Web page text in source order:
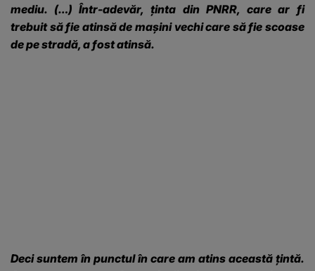
mediu. (…) Într-adevăr, ținta din PNRR, care ar fi
trebuit să fie atinsă de mașini vechi care să fie scoase
de pe stradă, a fost atinsă.
Deci suntem în punctul în care am atins această țintă.